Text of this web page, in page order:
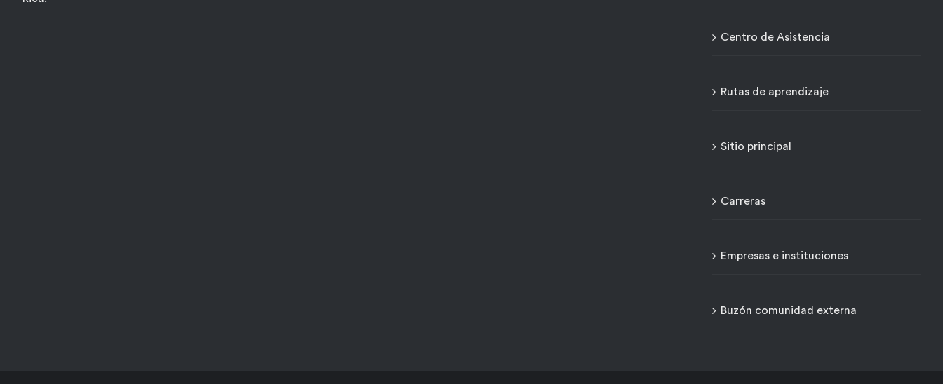
Centro de Asistencia
Rutas de aprendizaje
Sitio principal
Carreras
Empresas e instituciones
Buzón comunidad externa